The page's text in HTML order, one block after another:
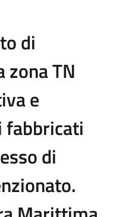
di
zona TN
e
fabbricati
di